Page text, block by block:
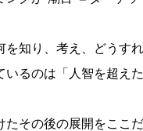
を知り、考え、どうす
るのは「人智を超え
たその後の展開をここ